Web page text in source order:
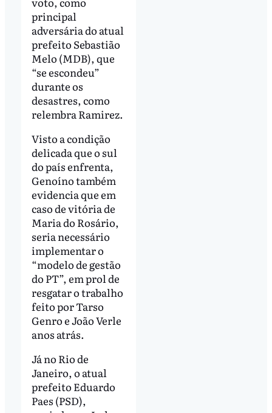
principal
adversária do atual
prefeito Sebastião
Melo (MDB), que
“se escondeu”
durante os
desastres, como
relembra Ramirez.
Visto a condição
delicada que o sul
do país enfrenta,
Genoíno também
evidencia que em
caso de vitória de
Maria do Rosário,
seria necessário
implementar o
“modelo de gestão
do PT”, em prol de
resgatar o trabalho
feito por Tarso
Genro e João Verle
anos atrás.
Já no Rio de
Janeiro, o atual
prefeito Eduardo
Paes (PSD),